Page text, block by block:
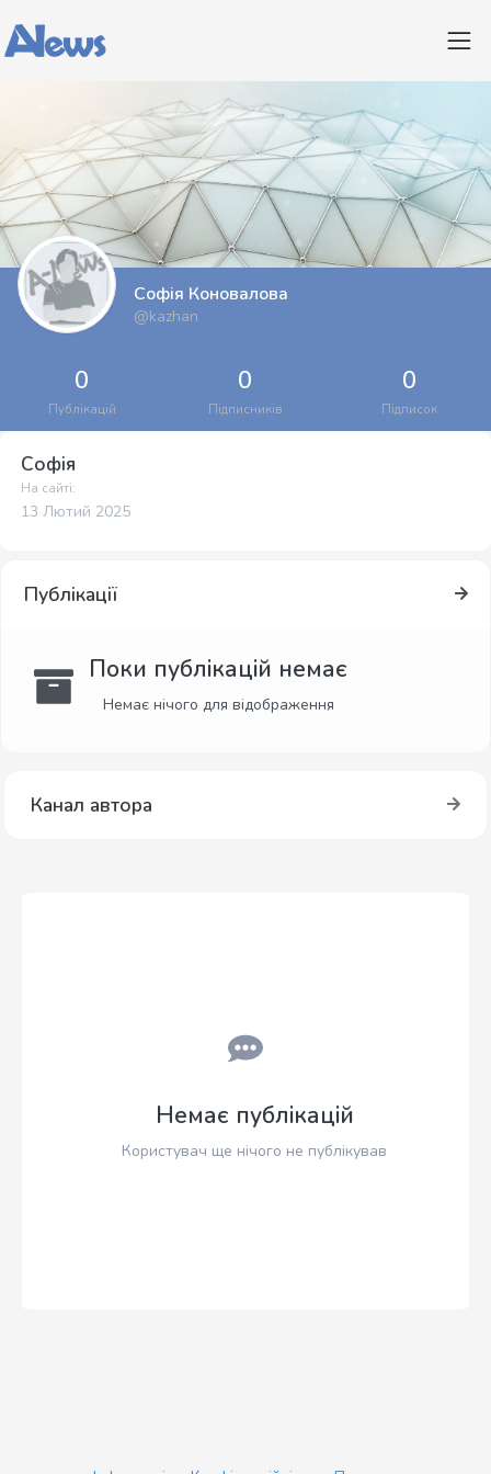
Софія Коновалова
@kazhan
0
Публікацій
0
Підписників
0
Підписок
Софія
На сайті:
13 Лютий 2025
Канал автора
Немає публікацій
Користувач ще нічого не публікував
Публікації
Поки публікацій немає
Немає нічого для відображення